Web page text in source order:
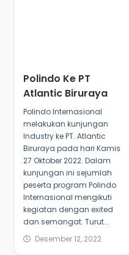
Polindo Ke PT
Atlantic Biruraya
Polindo Internasional
melakukan kunjungan
Industry ke PT. Atlantic
Biruraya pada hari Kamis
27 Oktober 2022. Dalam
kunjungan ini sejumlah
peserta program Polindo
Internasional mengikuti
kegiatan dengan exited
dan semangat. Turut...
Desember 12, 2022